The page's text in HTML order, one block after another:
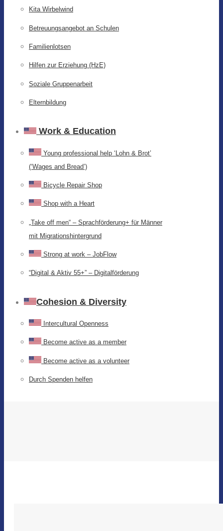
Kita Wirbelwind
Betreuungsangebot an Schulen
Familienlotsen
Hilfen zur Erziehung (HzE)
Soziale Gruppenarbeit
Elternbildung
Work & Education
Young professional help ‘Lohn & Brot’
(‘Wages and Bread’)
Bicycle Repair Shop
Shop with a Heart
„Take off men“ – Sprachförderung+ für Männer
mit Migrationshintergrund
Strong at work – JobFlow
“Digital & Aktiv 55+” – Digitalförderung
Cohesion & Diversity
Intercultural Openness
Become active as a member
Become active as a volunteer
Durch Spenden helfen